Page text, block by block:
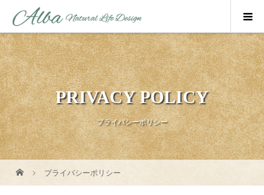
PRIVACY POLICY
プライバシーポリシー
プライバシーポリシー